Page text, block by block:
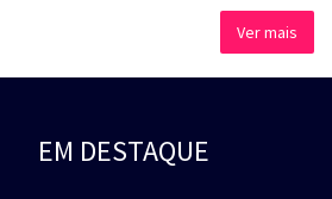
Ver mais
EM DESTAQUE